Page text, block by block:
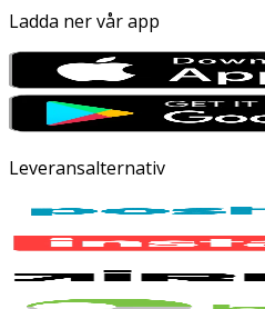
Ladda ner vår app
Leveransalternativ